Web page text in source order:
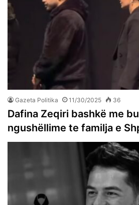
Gazeta Politika 11/30/2025 36
Dafina Zeqiri bashkë me
ngushëllime te familja e